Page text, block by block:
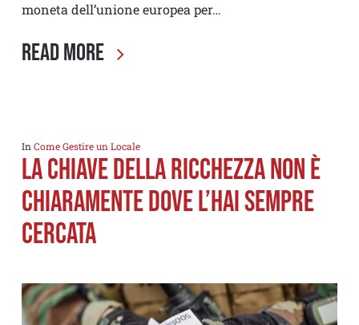
moneta dell’unione europea per…
Read More
InCome Gestire un Locale
LA CHIAVE DELLA RICCHEZZA NON È
CHIARAMENTE DOVE L’HAI SEMPRE
CERCATA